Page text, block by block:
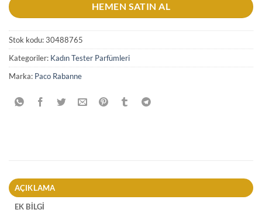
HEMEN SATIN AL
Stok kodu:30488765
Kategoriler: Kadın Tester Parfümleri
Marka: Paco Rabanne
AÇIKLAMA
EK BILGI